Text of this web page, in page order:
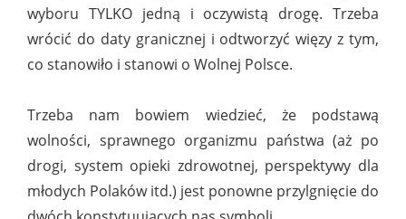
wyboru TYLKO jedną i oczywistą drogę. Trzeba
wrócić do daty granicznej i odtworzyć więzy z tym,
co stanowiło i stanowi o Wolnej Polsce.
Trzeba nam bowiem wiedzieć, że podstawą
wolności, sprawnego organizmu państwa (aż po
drogi, system opieki zdrowotnej, perspektywy dla
młodych Polaków itd.) jest ponowne przylgnięcie do